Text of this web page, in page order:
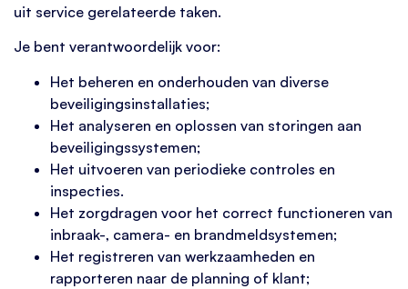
uit service gerelateerde taken.
Je bent verantwoordelijk voor:
Het beheren en onderhouden van diverse
beveiligingsinstallaties;
Het analyseren en oplossen van storingen aan
beveiligingssystemen;
Het uitvoeren van periodieke controles en
inspecties.
Het zorgdragen voor het correct functioneren van
inbraak-, camera- en brandmeldsystemen;
Het registreren van werkzaamheden en
rapporteren naar de planning of klant;